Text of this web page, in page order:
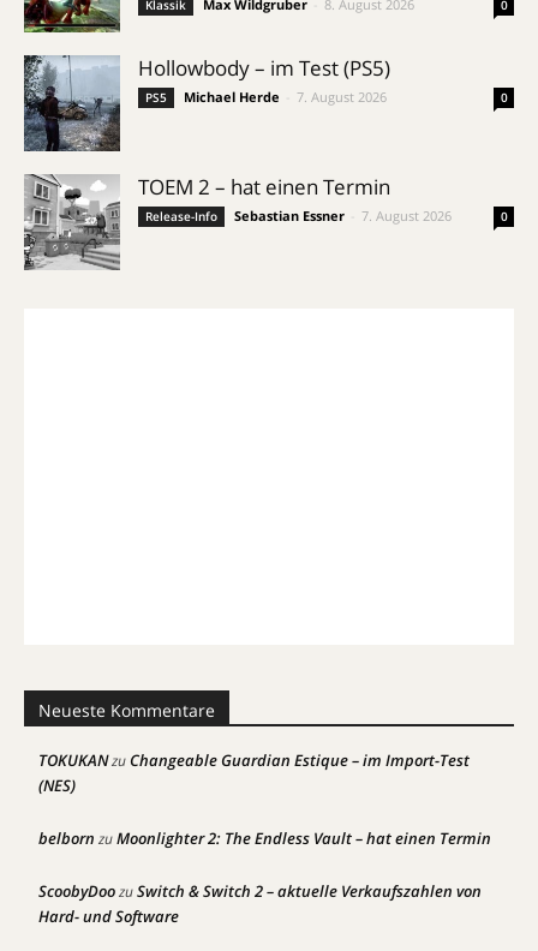
Klassik Max Wildgruber 8. August 2026 0
Hollowbody – im Test (PS5)
PS5 Michael Herde 7. August 2026 0
TOEM 2 – hat einen Termin
Release-Info Sebastian Essner 7. August 2026 0
Neueste Kommentare
TOKUKANzuChangeable Guardian Estique – im Import-Test
(NES)
belborn zuMoonlighter 2: The Endless Vault – hat einen Termin
ScoobyDoozuSwitch & Switch 2 – aktuelle Verkaufszahlen von
Hard- und Software